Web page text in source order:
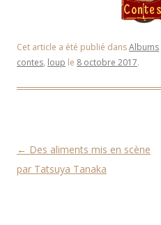
Cet article a été publié dansAlbums
contes, loup le 8 octobre 2017.
Navigation des articles
← Des aliments mis en scène
par Tatsuya Tanaka